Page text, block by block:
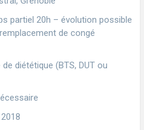
partiel 20h – évolution possible
de congé
de diététique (BTS, DUT ou